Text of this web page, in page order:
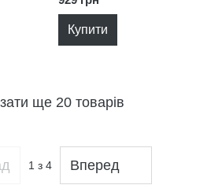
Купити
ще 20 товарів
1 з 4 Вперед